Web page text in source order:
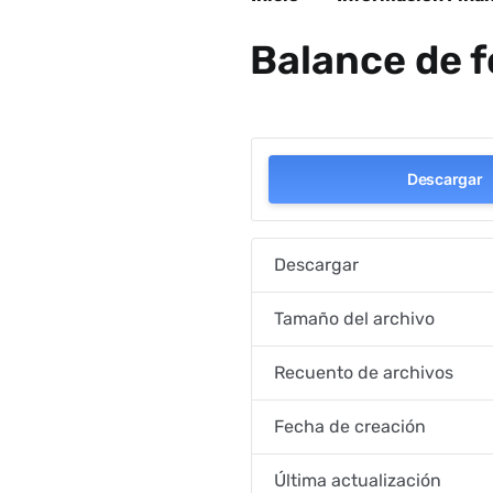
Balance de
Descargar
Descargar
Tamaño del archivo
Recuento de archivos
Fecha de creación
Última actualización